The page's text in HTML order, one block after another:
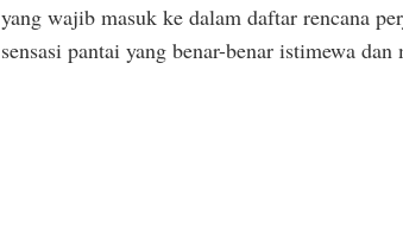
yang wajib masuk ke dalam daftar rencana
sensasi pantai yang benar-benar istimewa dan